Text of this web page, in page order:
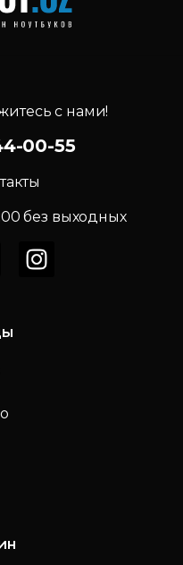
с нами!
00-55
без выходных